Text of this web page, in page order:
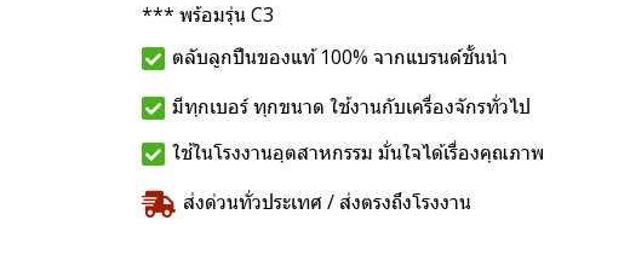
*** พร้อมรุ่น C3
ตลับลูกปืนของแท้ 100% จากแบรนด์ชั้นนำ
มีทุกเบอร์ ทุกขนาด ใช้งานกับเครื่องจักรทั่วไป
ใช้ในโรงงานอุตสาหกรรม มั่นใจได้เรื่องคุณภาพ
ส่งด่วนทั่วประเทศ / ส่งตรงถึงโรงงาน